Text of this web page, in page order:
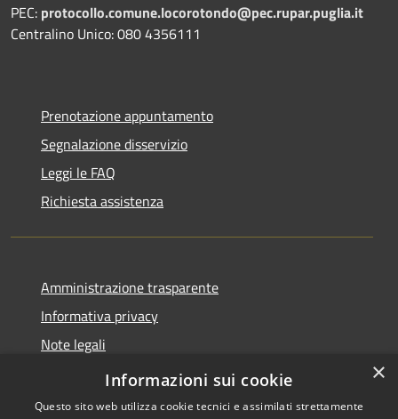
PEC: protocollo.comune.locorotondo@pec.rupar.puglia.it
Centralino Unico: 080 4356111
Prenotazione appuntamento
Segnalazione disservizio
Leggi le FAQ
Richiesta assistenza
Amministrazione trasparente
Informativa privacy
Note legali
Dichiarazione di accessibilità
×
Informazioni sui cookie
Questo sito web utilizza cookie tecnici e assimilati strettamente